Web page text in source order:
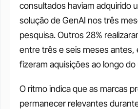
consultados haviam adquirido
solução de GenAI nos três
pesquisa. Outros 28%
entre três e seis meses antes,
fizeram aquisições ao longo do
O ritmo indica que as marcas
permanecer relevantes